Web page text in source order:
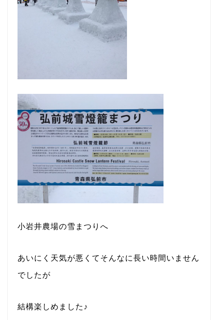
小岩井農場の雪まつりへ
あいにく天気が悪くてそんなに長い時間いません
でしたが
結構楽しめました♪